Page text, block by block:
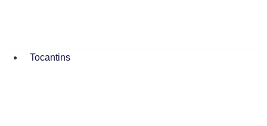
Tocantins